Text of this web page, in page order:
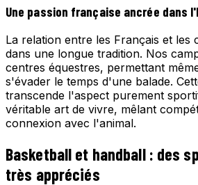
Une passion française ancrée dans
La relation entre les Français et les
dans une longue tradition. Nos
centres équestres, permettant
s'évader le temps d'une balade.
transcende l'aspect purement
véritable art de vivre, mêlant
connexion avec l'animal.
Basketball et handball : des
très appréciés